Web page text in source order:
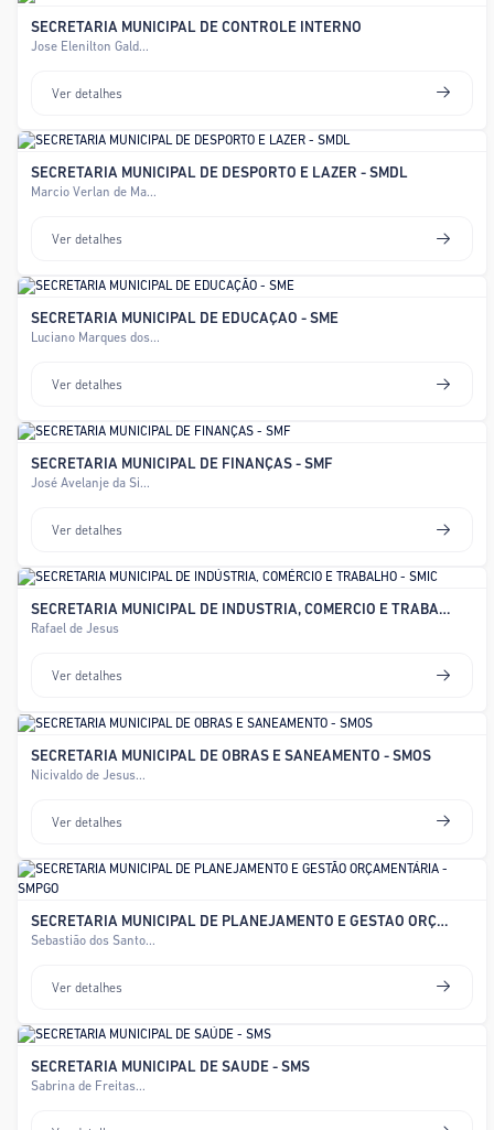
SECRETARIA MUNICIPAL DE CONTROLE INTERNO
Jose Elenilton Gald...
Ver detalhes
SECRETARIA MUNICIPAL DE DESPORTO E LAZER - SMDL
Marcio Verlan de Ma...
Ver detalhes
SECRETARIA MUNICIPAL DE EDUCAÇÃO - SME
Luciano Marques dos...
Ver detalhes
SECRETARIA MUNICIPAL DE FINANÇAS - SMF
José Avelanje da Si...
Ver detalhes
SECRETARIA MUNICIPAL DE INDÚSTRIA, COMÉRCIO E TRABALHO - SMIC
Rafael de Jesus
Ver detalhes
SECRETARIA MUNICIPAL DE OBRAS E SANEAMENTO - SMOS
Nicivaldo de Jesus...
Ver detalhes
SECRETARIA MUNICIPAL DE PLANEJAMENTO E GESTÃO ORÇAMENTÁRIA - SMPGO
Sebastião dos Santo...
Ver detalhes
SECRETARIA MUNICIPAL DE SAÚDE - SMS
Sabrina de Freitas...